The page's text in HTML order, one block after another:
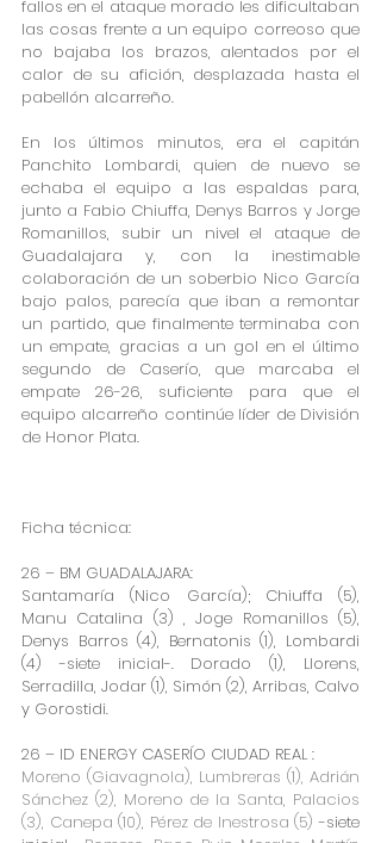
fallos en el ataque morado les dificultaban
las cosas frente a un equipo correoso que
no bajaba los brazos, alentados por el
calor de su afición, desplazada hasta el
pabellón alcarreño.
En los últimos minutos, era el capitán
Panchito Lombardi, quien de nuevo se
echaba el equipo a las espaldas para,
junto a Fabio Chiuffa, Denys Barros y Jorge
Romanillos, subir un nivel el ataque de
Guadalajara y, con la inestimable
colaboración de un soberbio Nico García
bajo palos, parecía que iban a remontar
un partido, que finalmente terminaba con
un empate, gracias a un gol en el último
segundo de Caserío, que marcaba el
empate 26-26, suficiente para que el
equipo alcarreño continúe líder de División
de Honor Plata.
Ficha técnica:
26 – BM GUADALAJARA:
Santamaría (Nico García); Chiuffa (5),
Manu Catalina (3) , Joge Romanillos (5),
Denys Barros (4), Bernatonis (1), Lombardi
(4) -siete inicial-. Dorado (1), Llorens,
Serradilla, Jodar (1), Simón (2), Arribas, Calvo
y Gorostidi.
26 – ID ENERGY CASERÍO CIUDAD REAL :
Moreno (Giavagnola), Lumbreras (1), Adrián
Sánchez (2), Moreno de la Santa, Palacios
(3), Canepa (10), Pérez de Inestrosa (5) -siete